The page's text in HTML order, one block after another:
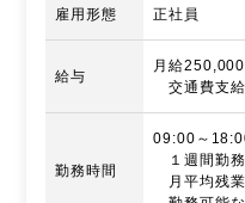
雇用形態 正社員
給与
月給
交通費支
勤務時間
09:00～
１週間勤務
月平均残